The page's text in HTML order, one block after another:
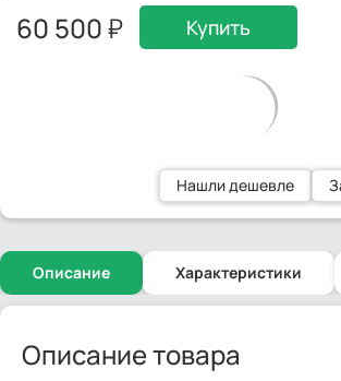
60 500 Купить
Нашли дешевле
Описание Характеристики
Описание товара